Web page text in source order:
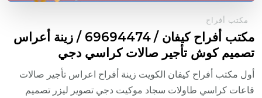
مكتب أفراح
مكتب أفراح كيفان / 69694474 / زينة أعراس
تصميم كوش تأجير صالات كراسي دجي
أول مكتب أفراح كيفان الكويت زينة أفراح اعراس تأجير صالات
قاعات كراسي طاولات سجاد موكيت دجي تصوير ليزر تصميم